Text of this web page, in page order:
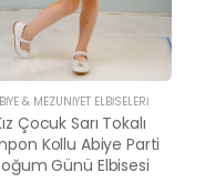
& MEZUNİYET ELBİSELERİ
Çocuk Sarı Tokalı
Kollu Abiye Parti
Günü Elbisesi